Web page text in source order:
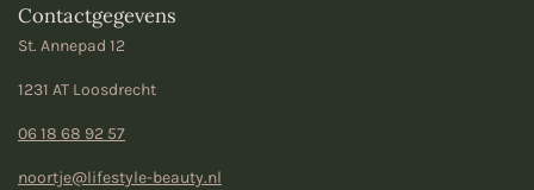
Contactgegevens
St. Annepad 12
1231 AT Loosdrecht
06 18 68 92 57
noortje@lifestyle-beauty.nl